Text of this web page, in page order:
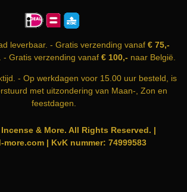
leverbaar. - Gratis verzending vanaf€ 75,-
- Gratis verzending vanaf € 100,- naar België.
- Op werkdagen voor 15.00 uur besteld, is
met uitzondering van Maan-, Zon en
feestdagen.
& More. All Rights Reserved. |
| KvK nummer: 74999583